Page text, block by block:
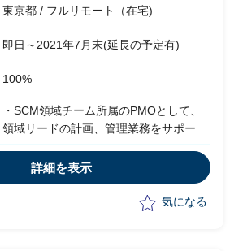
東京都 / フルリモート（在宅)
即日～2021年7月末(延長の予定有)
100%
・SCM領域チーム所属のPMOとして、
領域リードの計画、管理業務をサポート
業務遂行アプローチをアライン
・領域横断論点等計画を整合する
・領域内でのリソース計画の策定サポー
詳細を表示
気になる